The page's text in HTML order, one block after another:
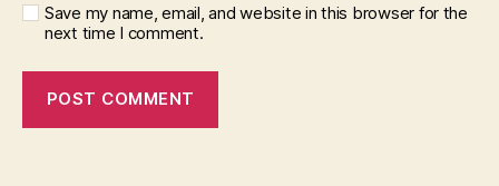
Save my name, email, and website in this browser for the
next time I comment.